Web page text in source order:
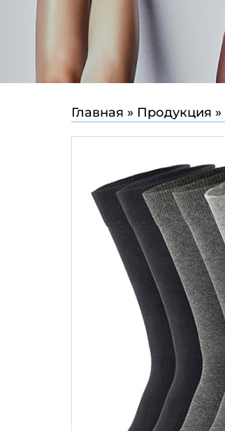
Главная » Продукция »